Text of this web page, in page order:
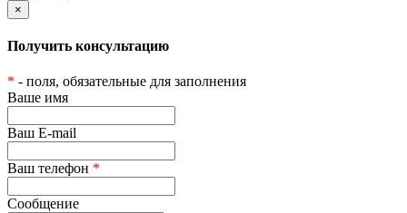
×
Получить консультацию
* - поля, обязательные для заполнения
Ваше имя
Ваш E-mail
Ваш телефон *
Сообщение